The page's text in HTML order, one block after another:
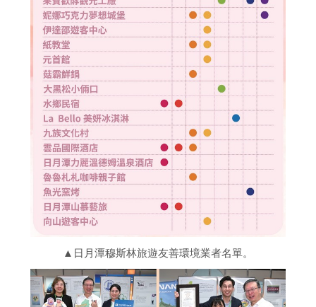
▲日月潭穆斯林旅遊友善環境業者名單。